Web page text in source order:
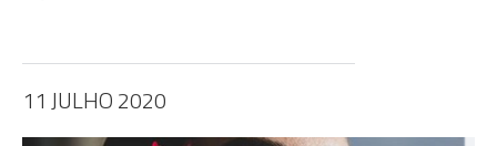
11 JULHO 2020